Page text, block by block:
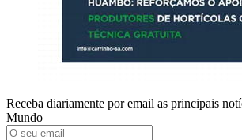
Receba diariamente por email as principais
Mundo